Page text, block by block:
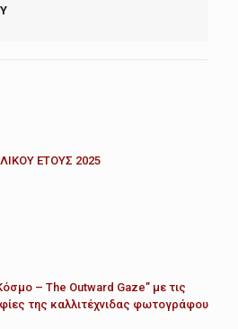
ΕΤΟΥΣ 2025
– The Outward Gaze” με τις
της καλλιτέχνιδας φωτογράφου